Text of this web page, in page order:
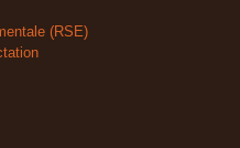
(RSE)